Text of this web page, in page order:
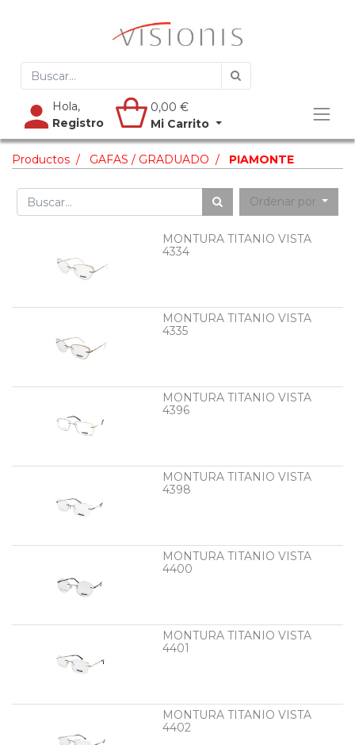
Hola,
Registro
0,00 €
Mi Carrito
Productos GAFAS / GRADUADO PIAMONTE
Ordenar por
MONTURA TITANIO VISTA
4334
MONTURA TITANIO VISTA
4335
MONTURA TITANIO VISTA
4396
MONTURA TITANIO VISTA
4398
MONTURA TITANIO VISTA
4400
MONTURA TITANIO VISTA
4401
MONTURA TITANIO VISTA
4402